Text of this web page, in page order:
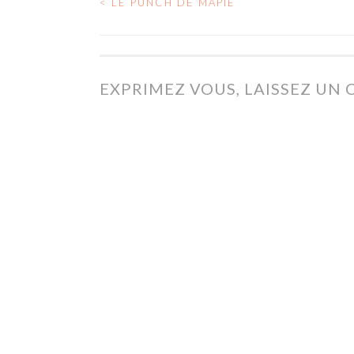
NAVIGATION
ARTICLES
< LE PUNCH DE MAPIE
EXPRIMEZ VOUS, LAISSEZ UN